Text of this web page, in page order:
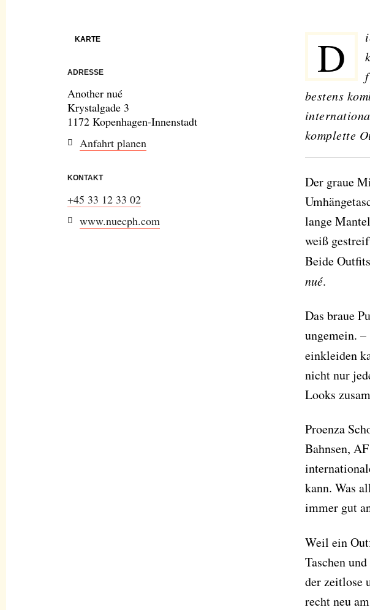
KARTE
ADRESSE
Another nué
Krystalgade 3
1172 Kopenhagen-Innenstadt
Anfahrt planen
KONTAKT
+45 33 12 33 02
www.nuecph.com
Die saisonale Mode ist immer wieder aufregend. Doch zu viel
bestens
komplette
Der graue
lange
weiß
Beide
nué.
Das braue
ungemein.
einkleiden
nicht nur
Looks
Proenza
Bahnsen,
kann. Was
immer gut
Weil ein
Taschen
der zeitlose
recht neu